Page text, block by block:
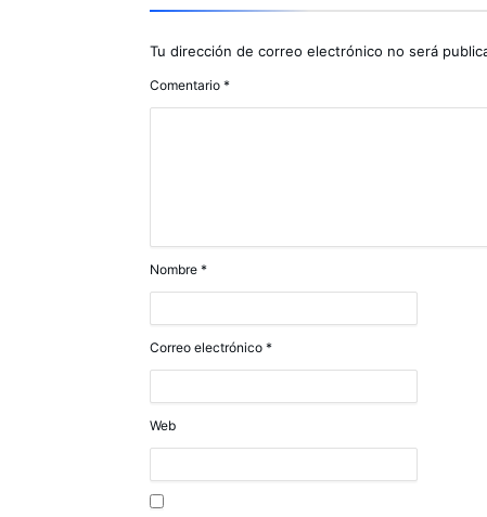
Tu dirección de correo electrónico no será
Comentario *
Nombre *
Correo electrónico *
Web